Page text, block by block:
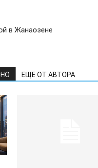
в Жанаозене
ЕЩЕ ОТ АВТОРА